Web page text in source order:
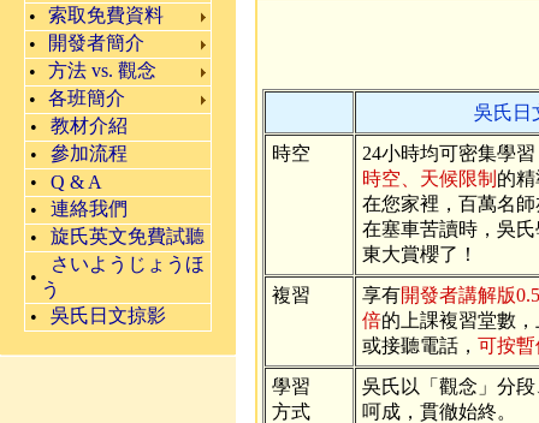
•
索取免費資料
•
開發者簡介
•
方法 vs. 觀念
•
各班簡介
•
教材介紹
•
參加流程
•
Q & A
•
連絡我們
•
旋氏英文免費試聽
•
さいようじょうほ
う
•
吳氏日文掠影
吳氏日
時空
24小時均可密集學
時空、天候限制 的
在您家裡，百萬名
在塞車苦讀時，吳
東大賞櫻了！
複習
享有開發者講解版
倍的上課複習堂數
或接聽電話， 可按
學習
方式
吳氏以「觀念」分
呵成，貫徹始終。